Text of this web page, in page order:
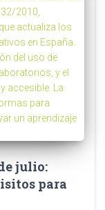
julio:
para